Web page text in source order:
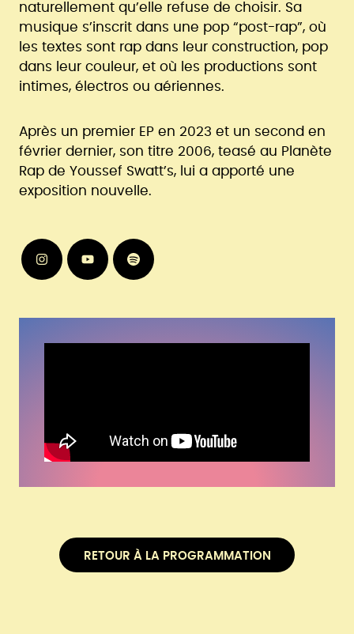
naturellement qu’elle refuse de choisir. Sa
musique s’inscrit dans une pop “post-rap”, où
les textes sont rap dans leur construction, pop
dans leur couleur, et où les productions sont
intimes, électros ou aériennes.
Après un premier EP en 2023 et un second en
février dernier, son titre 2006, teasé au Planète
Rap de Youssef Swatt’s, lui a apporté une
exposition nouvelle.
InstagramYoutubeSpotify
RETOUR À LA PROGRAMMATION